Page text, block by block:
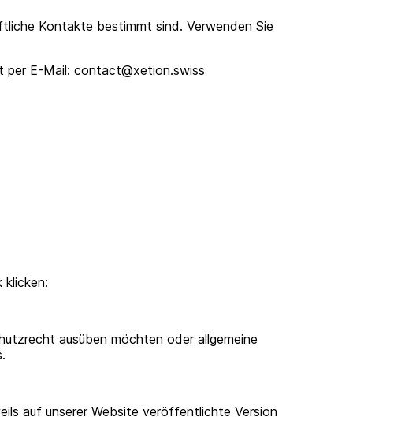
Kontakte bestimmt sind. Verwenden Sie
per E-Mail: contact@xetion.swiss
klicken:
ausüben möchten oder allgemeine
auf unserer Website veröffentlichte Version